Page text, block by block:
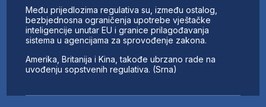
Među prijedlozima regulativa su, između ostalog,
bezbjednosna ograničenja upotrebe vještačke
inteligencije unutar EU i granice prilagođavanja
sistema u agencijama za sprovođenje zakona.
Amerika, Britanija i Kina, takođe ubrzano rade na
uvođenju sopstvenih regulativa. (Srna)